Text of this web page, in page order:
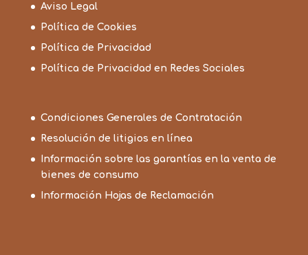
Aviso Legal
Política de Cookies
Política de Privacidad
Política de Privacidad en Redes Sociales
Condiciones Generales de Contratación
Resolución de litigios en línea
Información sobre las garantías en la venta de
bienes de consumo
Información Hojas de Reclamación